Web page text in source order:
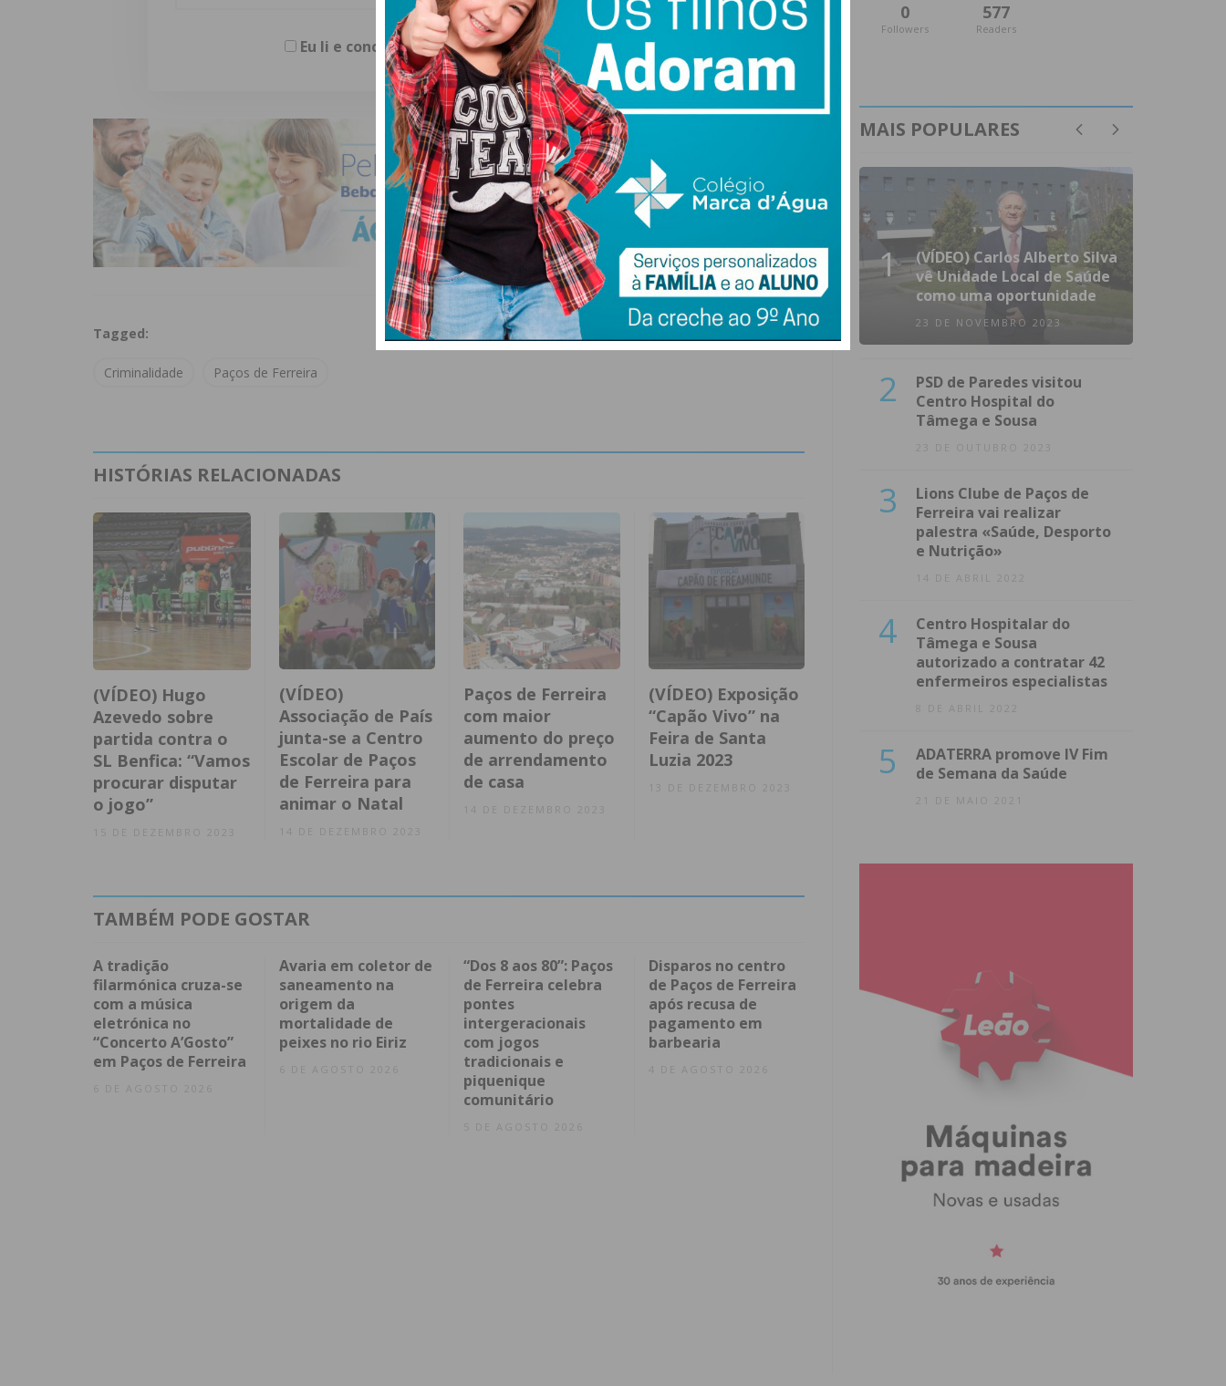
Eu li e concordo com ostermos e condições
Tagged:
Criminalidade Paços de Ferreira
HISTÓRIAS RELACIONADAS
(VÍDEO) Hugo
Azevedo sobre
partida contra o
SL Benfica: “Vamos
procurar disputar
o jogo”
(VÍDEO)
Associação de País
junta-se a Centro
Escolar de Paços
de Ferreira para
animar o Natal
14 DE DEZEMBRO 2023
Paços de Ferreira
com maior
aumento do preço
de arrendamento
de casa
14 DE DEZEMBRO 2023
(VÍDEO) Exposição
“Capão Vivo” na
Feira de Santa
Luzia 2023
TAMBÉM PODE GOSTAR
A tradição
filarmónica cruza-se
com a música
eletrónica no
“Concerto A’Gosto”
em Paços de Ferreira
6 DE AGOSTO 2026
Avaria em coletor de
saneamento na
origem da
mortalidade de
peixes no rio Eiriz
6 DE AGOSTO 2026
“Dos 8 aos 80”: Paços
de Ferreira celebra
pontes
intergeracionais
com jogos
tradicionais e
piquenique
comunitário
5 DE AGOSTO 2026
Disparos no centro
de Paços de Ferreira
após recusa de
pagamento em
barbearia
4 DE AGOSTO 2026
0
Followers
577
Readers
MAIS POPULARES
1
(VÍDEO) Carlos Alberto Silva
vê Unidade Local de Saúde
como uma oportunidade
23 DE NOVEMBRO 2023
2
PSD de Paredes visitou
Centro Hospital do
Tâmega e Sousa
23 DE OUTUBRO 2023
3
Lions Clube de Paços de
Ferreira vai realizar
palestra «Saúde, Desporto
e Nutrição»
14 DE ABRIL 2022
4
Centro Hospitalar do
Tâmega e Sousa
autorizado a contratar 42
enfermeiros especialistas
8 DE ABRIL 2022
5
ADATERRA promove IV Fim
de Semana da Saúde
21 DE MAIO 2021